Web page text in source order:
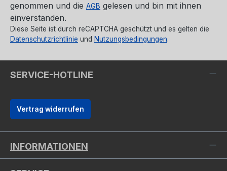
genommen und die AGB gelesen und bin mit ihnen
einverstanden.
Diese Seite ist durch reCAPTCHA geschützt und es gelten die
Datenschutzrichtlinie und Nutzungsbedingungen.
SERVICE-HOTLINE
Vertrag widerrufen
INFORMATIONEN